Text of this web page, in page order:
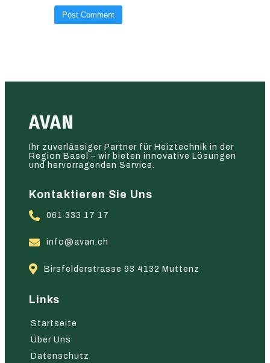
AVAN
Ihr zuverlässiger Partner für Heiztechnik in der
Region Basel – wir bieten innovative Lösungen
und hervorragenden Service.
Kontaktieren Sie Uns
061 333 17 17
info@avan.ch
Birsfelderstrasse 93 4132 Muttenz
Links
Startseite
Über Uns
Datenschutz